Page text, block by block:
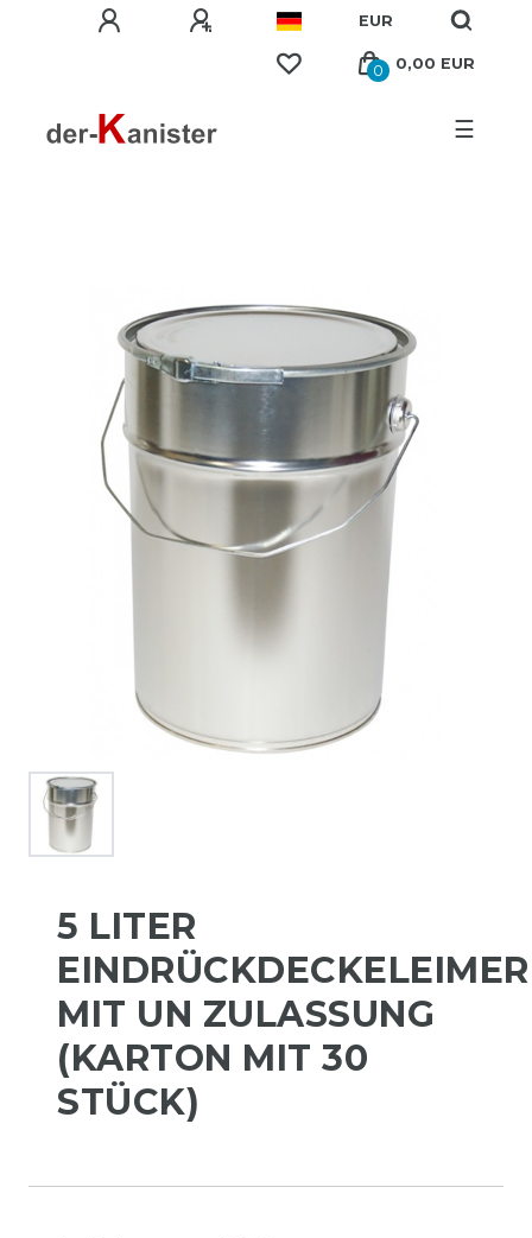
EUR
0 0,00 EUR
☰
5 LITER
EINDRÜCKDECKELEIMER
MIT UN ZULASSUNG
(KARTON MIT 30
STÜCK)